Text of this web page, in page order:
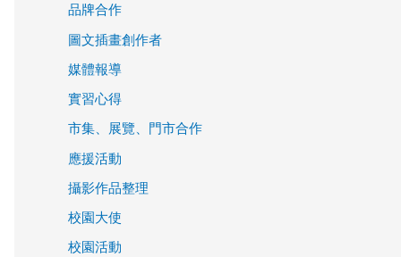
品牌合作
圖文插畫創作者
媒體報導
實習心得
市集、展覽、門市合作
應援活動
攝影作品整理
校園大使
校園活動